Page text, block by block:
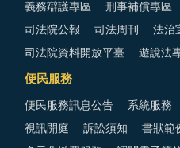
義務辯護專區 刑事補償專區
司法院公報 司法周刊 法治
司法院資料開放平臺 遊說法
便民服務
便民服務訊息公告 系統服務
視訊開庭 訴訟須知 書狀範